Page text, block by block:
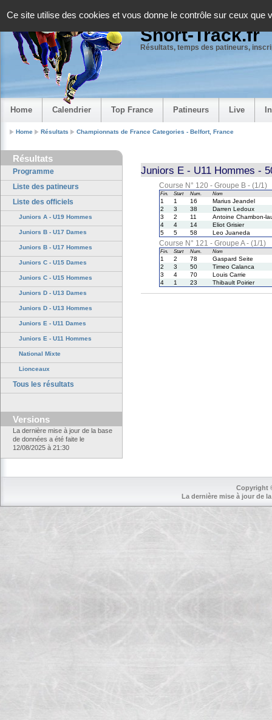
Ce site utilise des cookies et vous donne le contrôle sur ceux que
Short-Track.fr
Résultats, temps des patineurs,
Home Calendrier Top France Patineurs Live
Home Résultats Championnats de France Categories - Belfort, France
Résultats
Programme
Liste des patineurs
Liste des officiels
Juniors A - U19 Hommes
Juniors B - U17 Dames
Juniors B - U17 Hommes
Juniors C - U15 Dames
Juniors C - U15 Hommes
Juniors D - U13 Dames
Juniors D - U13 Hommes
Juniors E - U11 Dames
Juniors E - U11 Hommes
National Mixte
Lionceaux
Tous les résultats
Versions
La dernière mise à jour de la base
de données a été faite le
12/08/2025 à 21:30
Juniors E - U11 Hommes -
Course N° 120 - Groupe B - (1/1)
Fin. Start Num. Nom
1 1 16
Marius Jeandel
2
3 38
Darren Ledoux
3
2 11
Antoine Chambon-
4
4 14
Eliot Grisier
5
5 58 Leo Juaneda
Course N° 121 - Groupe A - (1/1)
Fin. Start Num. Nom
1 2 78
Gaspard Seite
2
3 50
Timeo Calanca
3
4 70
Louis Carrie
4
1 23 Thibault Poirier
Copyright
La dernière mise à jour de